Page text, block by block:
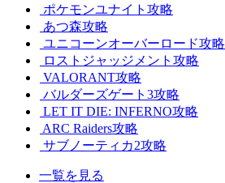
ポケモンユナイト攻略
あつ森攻略
ユニコーンオーバーロード攻略
ロストジャッジメント攻略
VALORANT攻略
バルダーズゲート3攻略
LET IT DIE: INFERNO攻略
ARC Raiders攻略
サブノーティカ2攻略
一覧を見る